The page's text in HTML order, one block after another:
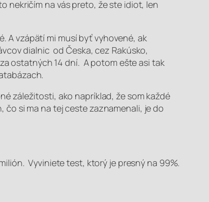
nekričím na vás preto, že ste idiot, len
A vzápätí mi musí byť vyhovené, ak
dialnic od Česka, cez Rakúsko,
ostatných 14 dní. A potom ešte asi tak
záležitosti, ako napríklad, že som každé
čo si ma na tej ceste zaznamenali, je do
Vyviniete test, ktorý je presný na 99%.